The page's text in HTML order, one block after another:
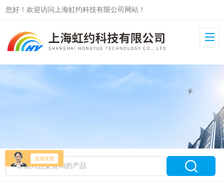
您好！欢迎访问上海虹约科技有限公司网站！